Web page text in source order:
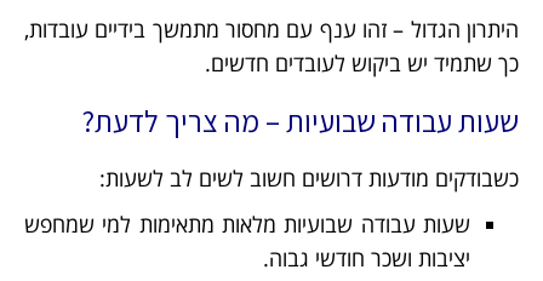
היתרון הגדול – זהו ענף עם מחסור מתמשך בידיים עובדות,
כך שתמיד יש ביקוש לעובדים חדשים.
שעות עבודה שבועיות – מה צריך לדעת?
כשבודקים מודעות דרושים חשוב לשים לב לשעות:
שעות עבודה שבועיות מלאות מתאימות למי שמחפש
יציבות ושכר חודשי גבוה.